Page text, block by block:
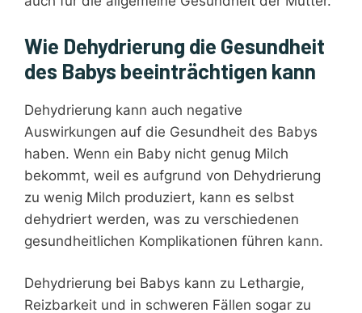
Wie Dehydrierung die Gesundheit
des Babys beeinträchtigen kann
Dehydrierung kann auch negative
Auswirkungen auf die Gesundheit des Babys
haben. Wenn ein Baby nicht genug Milch
bekommt, weil es aufgrund von Dehydrierung
zu wenig Milch produziert, kann es selbst
dehydriert werden, was zu verschiedenen
gesundheitlichen Komplikationen führen kann.
Dehydrierung bei Babys kann zu Lethargie,
Reizbarkeit und in schweren Fällen sogar zu